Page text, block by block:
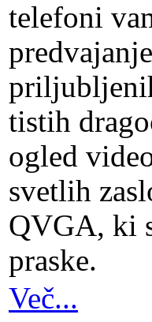
telefoni
tistih
ogled
svetlih
QVGA, ki
praske.
Več...